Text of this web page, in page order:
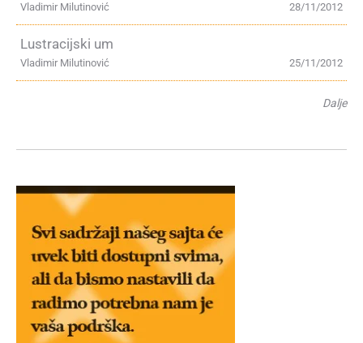
28/11/2012
Vladimir Milutinović
Lustracijski um
25/11/2012
Vladimir Milutinović
Dalje